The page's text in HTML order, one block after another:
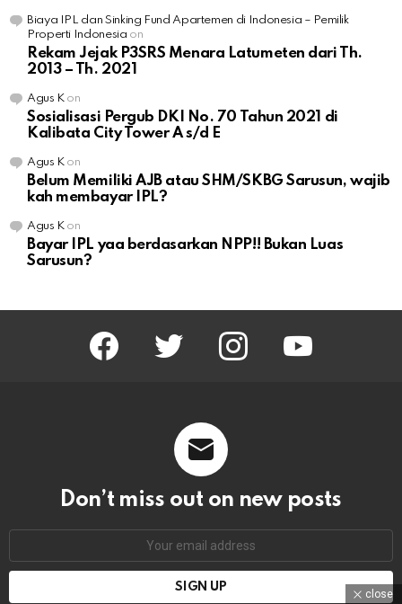
Biaya IPL dan Sinking Fund Apartemen di Indonesia – Pemilik
Properti Indonesia on
Rekam Jejak P3SRS Menara Latumeten dari Th.
2013 – Th. 2021
Agus Kon
Sosialisasi Pergub DKI No. 70 Tahun 2021 di
Kalibata City Tower A s/d E
Agus Kon
Belum Memiliki AJB atau SHM/SKBG Sarusun, wajib
kah membayar IPL?
Agus Kon
Bayar IPL yaa berdasarkan NPP!! Bukan Luas
Sarusun?
facebook twitter instagram
Don’t miss out on new posts
close